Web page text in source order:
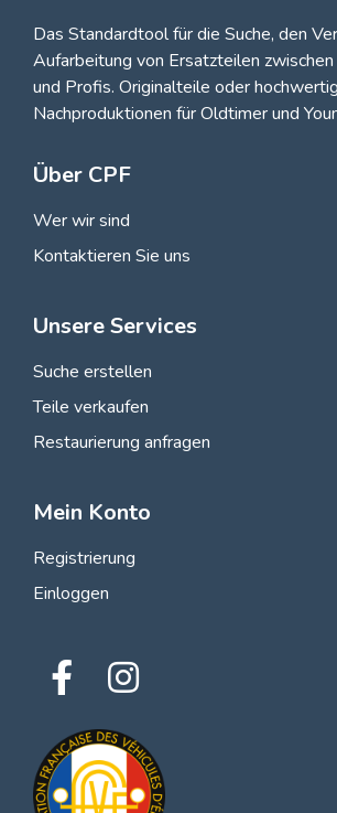
Das Standardtool für die Suche, den
Aufarbeitung von Ersatzteilen
und Profis. Originalteile oder
Nachproduktionen für Oldtimer und
Über CPF
Wer wir sind
Kontaktieren Sie uns
Unsere Services
Suche erstellen
Teile verkaufen
Restaurierung anfragen
Mein Konto
Registrierung
Einloggen